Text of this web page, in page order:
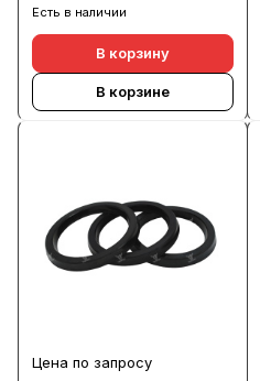
Есть в наличии
В корзину
В корзине
Цена по запросу